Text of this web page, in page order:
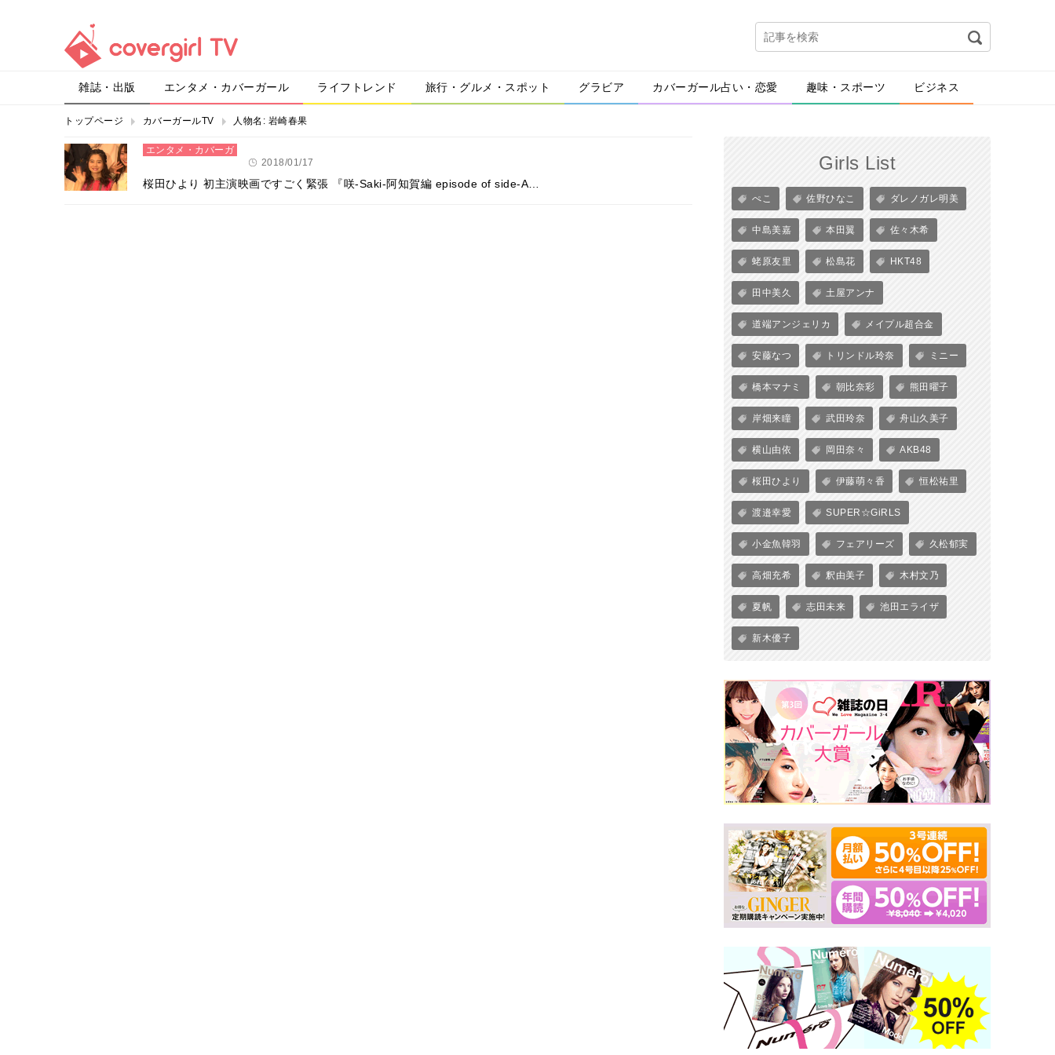
雑誌・出版 エンタメ・カバーガール ライフトレンド 旅行・グルメ・スポット グラビア カバーガール占い・恋愛 趣味・スポーツ ビジネス
トップページ カバーガールTV 人物名: 岩崎春果
エンタメ・カバーガ
2018/01/17
桜田ひより 初主演映画ですごく緊張 『咲-Saki-阿知賀編 episode of side-A…
Girls List
ぺこ 佐野ひなこ ダレノガレ明美
中島美嘉 本田翼 佐々木希
蛯原友里 松島花 HKT48
田中美久 土屋アンナ
道端アンジェリカ メイプル超合金
安藤なつ トリンドル玲奈 ミニー
橋本マナミ 朝比奈彩 熊田曜子
岸畑来瞳 武田玲奈 舟山久美子
横山由依 岡田奈々 AKB48
桜田ひより 伊藤萌々香 恒松祐里
渡邉幸愛 SUPER☆GiRLS
小金魚韓羽 フェアリーズ 久松郁実
高畑充希 釈由美子 木村文乃
夏帆 志田未来 池田エライザ
新木優子